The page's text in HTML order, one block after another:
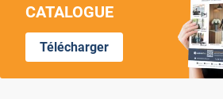
CATALOGUE
Télécharger